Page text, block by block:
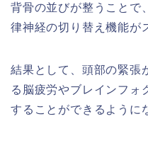
背骨の並びが整うことで
律神経の切り替え機能が
結果として、頭部の緊張
る脳疲労やブレインフォ
することができるように